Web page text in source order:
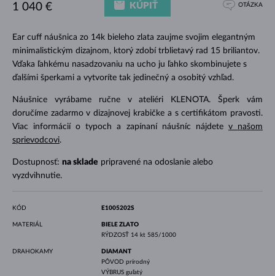
Ear cuff náušnica zo 14k bieleho zlata zaujme svojim elegantným
minimalistickým dizajnom, ktorý zdobí trblietavý rad 15 briliantov.
Vďaka ľahkému nasadzovaniu na ucho ju ľahko skombinujete s
ďalšími šperkami a vytvoríte tak jedinečný a osobitý vzhľad.
Náušnice vyrábame ručne v ateliéri KLENOTA. Šperk vám
doručíme zadarmo v dizajnovej krabičke a s certifikátom pravosti.
Viac informácií o typoch a zapínaní náušníc nájdete v našom
sprievodcovi.
Dostupnosť: na sklade pripravené na odoslanie alebo
vyzdvihnutie.
1 040 € KÚPIŤ OTÁZKA
KÓD E1005202S
MATERIÁL
BIELE ZLATO
RÝDZOSŤ 14 kt 585/1000
DRAHOKAMY
DIAMANT
PÔVOD prírodný
VÝBRUS guľatý